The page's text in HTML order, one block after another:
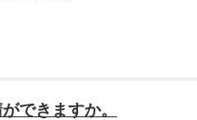
できますか。